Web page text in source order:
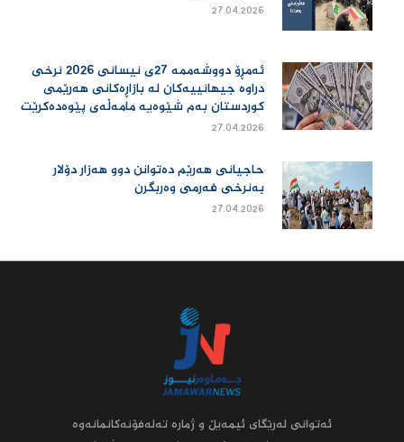
27.04.2026
ئەمڕۆ دووشەممە 27ی نیسانی 2026 نرخی
دراوە جیهانییەكان لە بازاڕەكانی هەرێمی
كوردستان بەم شێوەیە مامەڵەی پێوەدەكرێت
27.04.2026
حاجیانی هەرێم دەتوانن دوو هەزار دۆلار
بەنرخی فەرمی وەربگرن
27.04.2026
ئه‌توانى له‌رێگاى ئیمه‌یڵ و ژماره‌ ته‌له‌فۆنه‌کانمانه‌وه‌